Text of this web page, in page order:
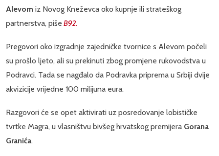
Alevom iz Novog Kneževca oko kupnje ili strateškog
partnerstva, piše B92.
Pregovori oko izgradnje zajedničke tvornice s Alevom počeli
su prošlo ljeto, ali su prekinuti zbog promjene rukovodstva u
Podravci. Tada se nagđalo da Podravka priprema u Srbiji dvije
akvizicije vrijedne 100 milijuna eura.
Razgovori će se opet aktivirati uz posredovanje lobističke
tvrtke Magra, u vlasništvu bivšeg hrvatskog premijera Gorana
Granića.